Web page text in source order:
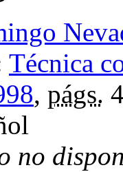
Técnica
, págs.
no